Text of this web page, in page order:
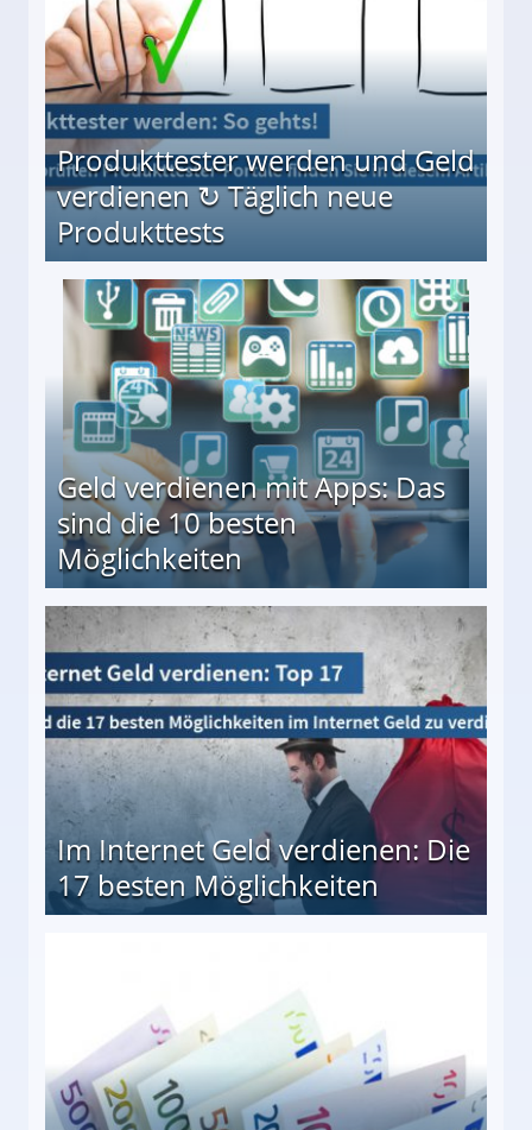
Produkttester werden und Geld
verdienen ↻ Täglich neue
Produkttests
↻ Täglich neue Produkttests
Geld verdienen mit Apps: Das
sind die 10 besten
Möglichkeiten
besten Möglichkeiten
Im Internet Geld verdienen: Die
17 besten Möglichkeiten